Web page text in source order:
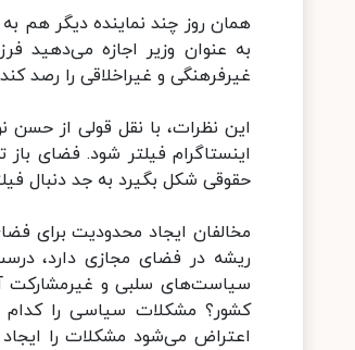
همان روز چند نماینده دیگر هم
به عنوان وزیر اجازه می‌دهید
غیرفرهنگی و غیراخلاقی را رصد
این نظرات، با نقل قولی از حسن
اینستاگرام فیلتر شود. فضای
حقوقی شکل بگیرد به جد دنبال
مخالفان ایجاد محدودیت برای
ریشه در فضای مجازی دارد،
سیاست‌های سلبی و غیرمشارکت
کشور؟ مشکلات سیاسی را کدام
اعتراض می‌شود مشکلات را